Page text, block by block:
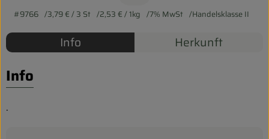
Firmenkunden
#9766 3,79 €/ 3 St 2,53 €/ 1kg 7% MwSt Handelsklasse II
Info Herkunft
Info
.